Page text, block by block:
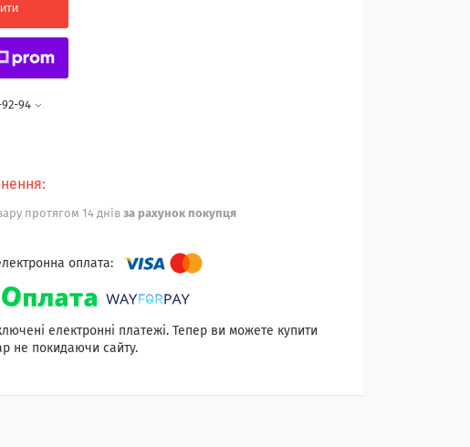
92-94
протягом 14 днів за рахунок покупця
електронні платежі. Тепер ви можете купити
не покидаючи сайту.